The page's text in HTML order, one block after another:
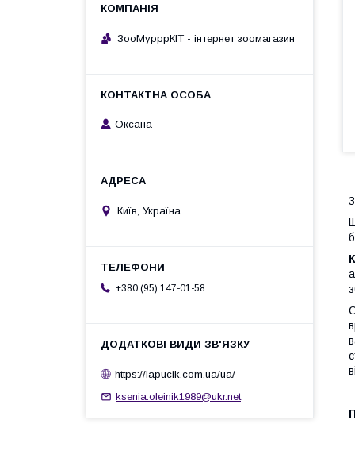
ЗооМурррКІТ - інтернет зоомагазин
Оксана
Київ, Україна
+380 (95) 147-01-58
https://lapucik.com.ua/ua/
ksenia.oleinik1989@ukr.net